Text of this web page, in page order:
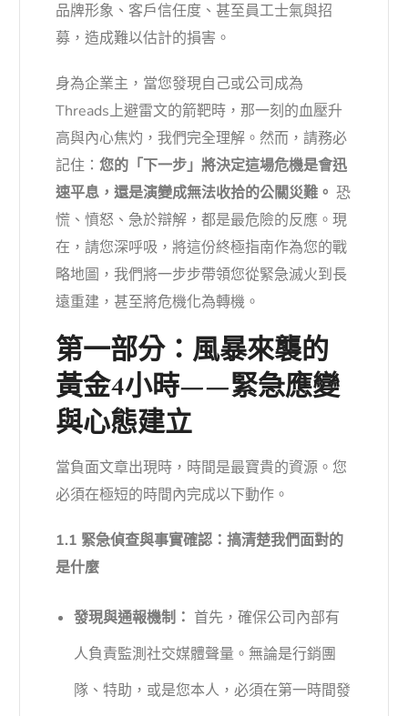
品牌形象、客戶信任度、甚至員工士氣與招
募，造成難以估計的損害。
身為企業主，當您發現自己或公司成為
Threads上避雷文的箭靶時，那一刻的血壓升
高與內心焦灼，我們完全理解。然而，請務必
記住： 您的「下一步」將決定這場危機是會迅
速平息，還是演變成無法收拾的公關災難。 恐
慌、憤怒、急於辯解，都是最危險的反應。現
在，請您深呼吸，將這份終極指南作為您的戰
略地圖，我們將一步步帶領您從緊急滅火到長
遠重建，甚至將危機化為轉機。
第一部分：風暴來襲的
黃金4小時——緊急應變
與心態建立
當負面文章出現時，時間是最寶貴的資源。您
必須在極短的時間內完成以下動作。
1.1 緊急偵查與事實確認：搞清楚我們面對的
是什麼
發現與通報機制： 首先，確保公司內部有
人負責監測社交媒體聲量。無論是行銷團
隊、特助，或是您本人，必須在第一時間發